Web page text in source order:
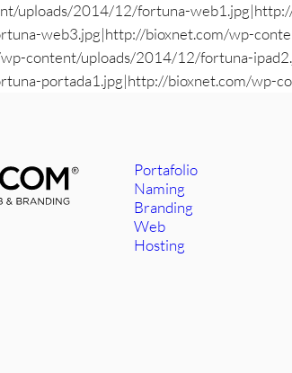
uploads/2014/12/fortuna-
web3.jpg|http://bioxnet.com/wp-
content/uploads/2014/12/fortuna-
portada1.jpg|http://bioxnet.com/wp-
Portafolio
Naming
Branding
Web
Hosting